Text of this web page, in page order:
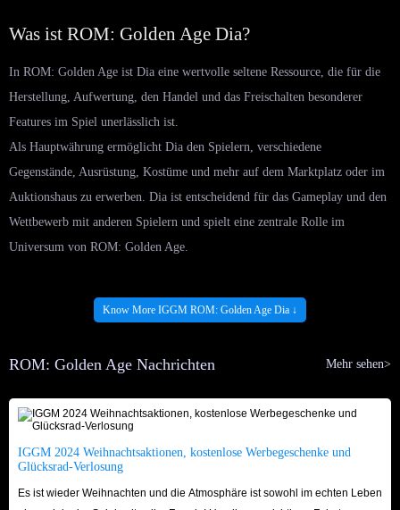
Was ist ROM: Golden Age Dia?
In ROM: Golden Age ist Dia eine wertvolle seltene Ressource, die für die
Herstellung, Aufwertung, den Handel und das Freischalten besonderer
Features im Spiel unerlässlich ist.
Als Hauptwährung ermöglicht Dia den Spielern, verschiedene
Gegenstände, Ausrüstung, Kostüme und mehr auf dem Marktplatz oder im
Auktionshaus zu erwerben. Dia ist entscheidend für das Gameplay und den
Wettbewerb mit anderen Spielern und spielt eine zentrale Rolle im
Universum von ROM: Golden Age.
Wie kann man in ROM: Golden Age mehr Dia
Um mehr ROM: Golden Age Dia zu sammeln, probieren Sie diese
Questabschluss: Verdienen Sie ROM: Golden Age Dia, indem Sie
Haupt-, Neben-, Tages- und Event-Quests abschließen.
Event-Teilnahme: Nehmen Sie an regelmäßigen Events wie Login-,
Know More IGGM ROM: Golden Age Dia ↓
ROM: Golden Age Nachrichten Mehr sehen>
IGGM 2024 Weihnachtsaktionen, kostenlose Werbegeschenke und
Glücksrad-Verlosung
Es ist wieder Weihnachten und die Atmosphäre ist sowohl im echten Leben